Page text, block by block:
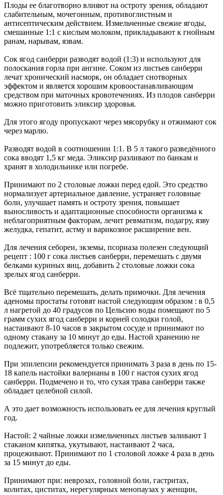
Плоды ее благотворно влияют на остроту зрения, обладают
слабительным, мочегонным, противоглистным и
антисептическим действием. Измельченные свежие ягоды,
смешанные 1:1 с кислым молоком, прикладывают к гнойным
ранам, нарывам, язвам.
Сок ягод санберри разводят водой (1:3) и используют для
полоскания горла при ангине. Соком из листьев санберри
лечат хронический насморк, он обладает снотворных
эффектом и является хорошим кровоостанавливающим
средством при маточных кровотечениях. Из плодов санберри
можно приготовить эликсир здоровья.
Для этого ягоду пропускают через мясорубку и отжимают сок
через марлю.
Разводят водой в соотношении 1:1. В 5 л такого разведённого
сока вводят 1,5 кг меда. Эликсир разливают по банкам и
хранят в холодильнике или погребе.
Принимают по 2 столовые ложки перед едой. Это средство
нормализует артериальное давление, устраняет головные
боли, улучшает память и остроту зрения, повышает
выносливость и адаптационные способности организма к
неблагоприятным факторам, лечит ревматизм, подагру, язву
желудка, гепатит, астму и варикозное расширение вен.
Для лечения себореи, экземы, псориаза полезен следующий
рецепт : 100 г сока листьев санберри, перемешать с двумя
белками куриных яиц, добавить 2 столовые ложки сока
зрелых ягод санберри.
Всё тщательно перемешать, делать примочки. Для лечения
аденомы простаты готовят настой следующим образом : в 0,5
л нагретой до 40 градусов по Цельсию воды помещают по 5
грамм сухих ягод санберри и корней солодки голой,
настаивают 8-10 часов в закрытом сосуде и принимают по
одному стакану за 10 минут до еды. Настой хранению не
подлежит, употребляется только свежим.
При эпилепсии рекомендуется принимать 3 раза в день по 15-
18 капель настойки валерианы в 100 г настоя сухих ягод
санберри. Подмечено и то, что сухая трава санберри также
обладает целебной силой.
А это дает возможность использовать ее для лечения круглый
год.
Настой: 2 чайные ложки измельченных листьев заливают 1
стаканом кипятка, укутывают, настаивают 2 часа,
процеживают. Принимают по 1 столовой ложке 4 раза в день
за 15 минут до еды.
Принимают при: неврозах, головной боли, гастритах,
колитах, циститах, нерегулярных менопаузах у женщин,